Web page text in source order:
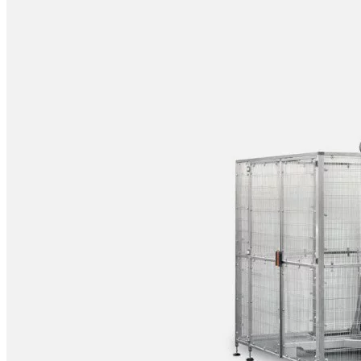
Eti­ket­ten, Tin­te und Laser für die
Mit einem mobilen Showroom präsentierte Bluhm Systeme
auf der all about automation Straubing vom 10. bis 11. Juni